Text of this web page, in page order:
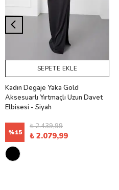
SEPETE EKLE
Kadın Degaje Yaka Gold
Aksesuarlı Yırtmaçlı Uzun Davet
Elbisesi - Siyah
%15
₺ 2.439,99
₺ 2.079,99